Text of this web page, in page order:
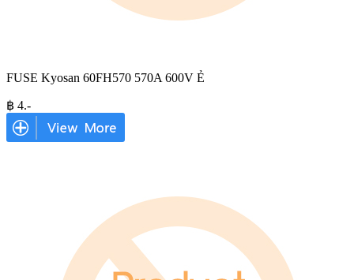
FUSE Kyosan 60FH570 570A 600V Ẻ
฿ 4.-